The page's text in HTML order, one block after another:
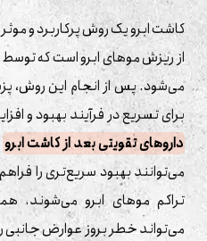
کاشت ابرو یک روش پرکاربرد و
از ریزش موهای ابرو است که
می‌شود. پس از انجام این روش،
برای تسریع در فرآیند بهبود و
داروهای تقویتی بعد از کاشت ابرو
می‌توانند بهبود سریع‌تری را
تراکم موهای ابرو می‌شوند.
می‌تواند خطر بروز عوارض جانبی